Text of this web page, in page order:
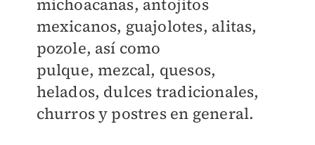
michoacanas, antojitos
mexicanos, guajolotes, alitas,
pozole, así como
pulque,mezcal, quesos,
helados, dulces tradicionales,
churros y postres en general.